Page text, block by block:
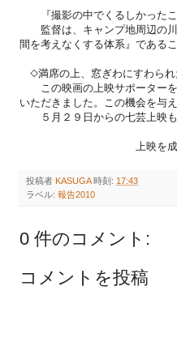
『撮影の中でくるしかったこ
監督は、キャンプ地周辺の川
間を考えなくする体系』である
◇満席の上、窓ぎわにすわられ
この映画の上映サポーターを
いただきました。この機会を与
５月２９日からの七芸上映も
上映を成功させ
投稿者 KASUGA 時刻: 17:43
ラベル: 報告2010
0 件のコメント:
コメントを投稿